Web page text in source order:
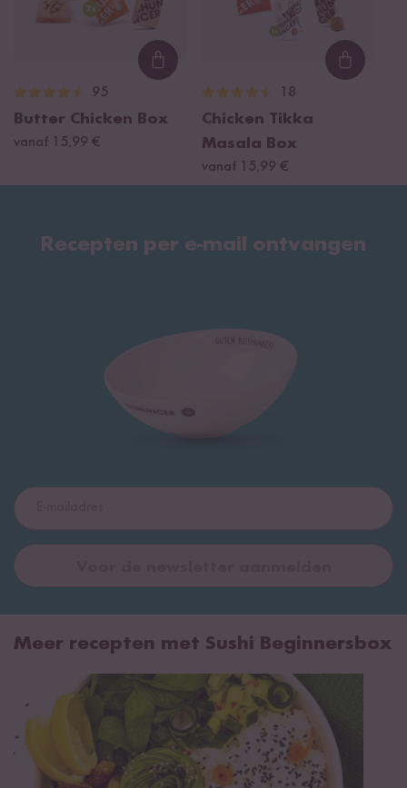
Loading...
95
Butter Chicken Box
vanaf 15,99 €
18
Chicken Tikka
Masala Box
vanaf 15,99 €
Recepten per e-mail ontvangen
Meer recepten met Sushi Beginnersbox